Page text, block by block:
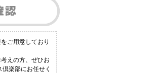
ご用意しており
えの方、ぜひお
楽部にお任せく